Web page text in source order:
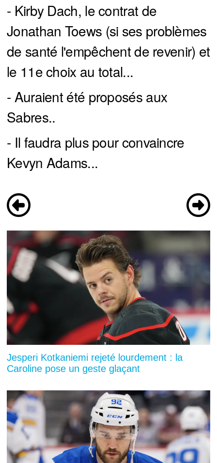
- Kirby Dach, le contrat de
Jonathan Toews (si ses problèmes
de santé l'empêchent de revenir) et
le 11e choix au total...
- Auraient été proposés aux
Sabres..
- Il faudra plus pour convaincre
Kevyn Adams...
Jesperi Kotkaniemi rejeté lourdement : la
Caroline pose un geste glaçant